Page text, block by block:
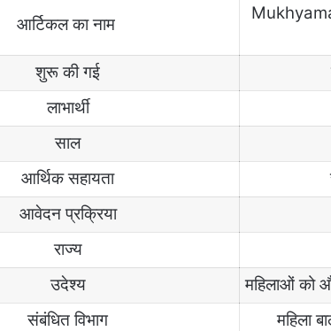
आर्टिकल का नाम
शुरू की गई
लाभार्थी
साल
आर्थिक सहायता
आवेदन प्रक्रिया
राज्य
उदेश्य
महिलाओं को
संबंधित विभाग
महिला